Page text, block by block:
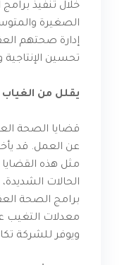
خلال تنفيذ
الصغيرة
إدارة صحتهم
تحسين الإنتاجية
يقلل من الغياب
قضايا الصحة
عن العمل. قد
مثل هذه
الحالات
برامج الصحة
معدلات التغيب
ويوفر للشركة